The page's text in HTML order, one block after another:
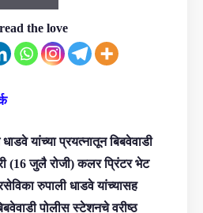
the love
यांच्या प्रयत्नातून बिबवेवाडी
(16 जुलै रोजी) कलर प्रिंटर भेट
रुपाली धाडवे यांच्यासह
पोलीस स्टेशनचे वरीष्ठ